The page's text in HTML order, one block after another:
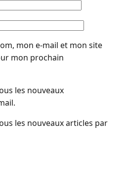
mon e-mail et mon site
mon prochain
les nouveaux
les nouveaux articles par